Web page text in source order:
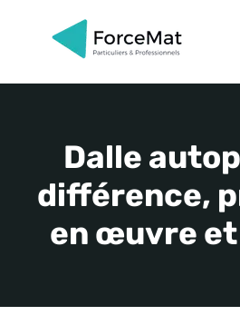
Dalle
différence,
en œuvre